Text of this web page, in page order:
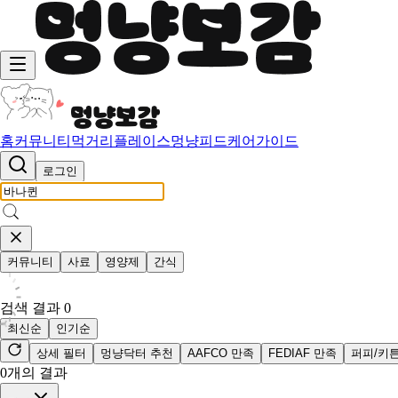
홈커뮤니티 먹거리 플레이스멍냥피드케어가이드
로그인
커뮤니티 사료 영양제 간식
검색 결과 0
최신순
인기순
상세 필터
멍냥닥터 추천 AAFCO 만족 FEDIAF 만족 퍼피/키
0개의 결과